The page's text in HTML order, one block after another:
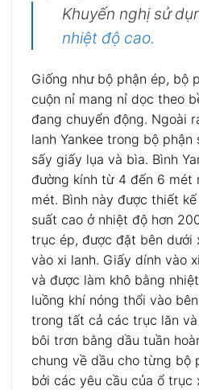
Khuyến nghị sử
nhiệt độ cao.
Giống như bộ phận ép, bộ
cuộn nỉ mang nỉ dọc theo
đang chuyển động. Ngoài
lanh Yankee trong bộ
sấy giấy lụa và bìa. Bình
đường kính từ 4 đến 6 mét
mét. Bình này được thiết
suất cao ở nhiệt độ hơn
trục ép, được đặt bên dưới
vào xi lanh. Giấy dính vào
và được làm khô bằng
luồng khí nóng thổi vào
trong tất cả các trục lăn
bôi trơn bằng dầu tuần
chung về dầu cho từng bộ
bởi các yêu cầu của ổ trục